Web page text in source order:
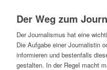
Der Weg zum
Der Journalismus hat eine
Die Aufgabe einer Journalistin
informieren und bestenfalls
gestalten. In der Regel macht